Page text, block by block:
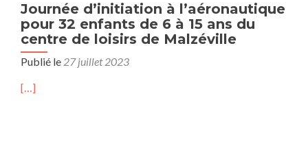
Journée d’initiation à l’aéronautique
pour 32 enfants de 6 à 15 ans du
centre de loisirs de Malzéville
Publié le 27 juillet 2023
[…]